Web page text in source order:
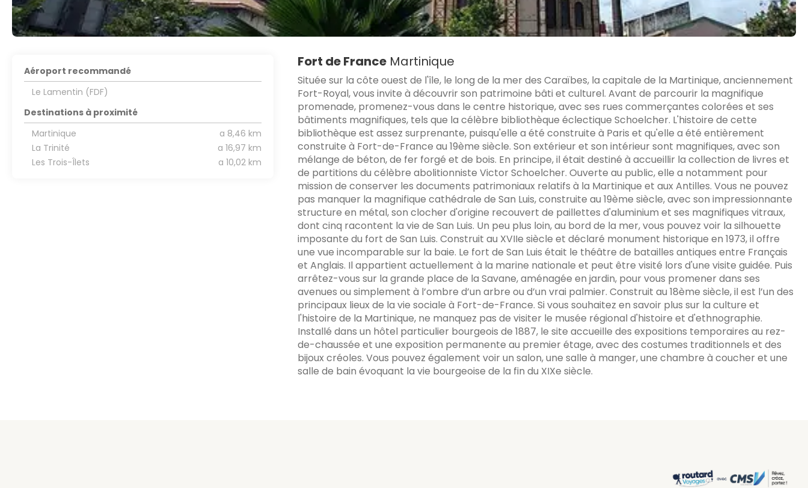
Fort de FranceMartinique
Située sur la côte ouest de l'île, le long de la mer des Caraïbes, la capitale de la Martinique, anciennement
Fort-Royal, vous invite à découvrir son patrimoine bâti et culturel. Avant de parcourir la magnifique
promenade, promenez-vous dans le centre historique, avec ses rues commerçantes colorées et ses
bâtiments magnifiques, tels que la célèbre bibliothèque éclectique Schoelcher. L'histoire de cette
bibliothèque est assez surprenante, puisqu'elle a été construite à Paris et qu'elle a été entièrement
construite à Fort-de-France au 19ème siècle. Son extérieur et son intérieur sont magnifiques, avec son
mélange de béton, de fer forgé et de bois. En principe, il était destiné à accueillir la collection de livres et
de partitions du célèbre abolitionniste Victor Schoelcher. Ouverte au public, elle a notamment pour
mission de conserver les documents patrimoniaux relatifs à la Martinique et aux Antilles. Vous ne pouvez
pas manquer la magnifique cathédrale de San Luis, construite au 19ème siècle, avec son impressionnante
structure en métal, son clocher d'origine recouvert de paillettes d'aluminium et ses magnifiques vitraux,
dont cinq racontent la vie de San Luis. Un peu plus loin, au bord de la mer, vous pouvez voir la silhouette
imposante du fort de San Luis. Construit au XVIIe siècle et déclaré monument historique en 1973, il offre
une vue incomparable sur la baie. Le fort de San Luis était le théâtre de batailles antiques entre Français
et Anglais. Il appartient actuellement à la marine nationale et peut être visité lors d'une visite guidée. Puis
arrêtez-vous sur la grande place de la Savane, aménagée en jardin, pour vous promener dans ses
avenues ou simplement à l’ombre d’un arbre ou d’un vrai palmier. Construit au 18ème siècle, il est l’un des
principaux lieux de la vie sociale à Fort-de-France. Si vous souhaitez en savoir plus sur la culture et
l'histoire de la Martinique, ne manquez pas de visiter le musée régional d'histoire et d'ethnographie.
Installé dans un hôtel particulier bourgeois de 1887, le site accueille des expositions temporaires au rez-
de-chaussée et une exposition permanente au premier étage, avec des costumes traditionnels et des
bijoux créoles. Vous pouvez également voir un salon, une salle à manger, une chambre à coucher et une
salle de bain évoquant la vie bourgeoise de la fin du XIXe siècle.
Aéroport recommandé
Le Lamentin (FDF)
Destinations à proximité
Martinique
a 8,46 km
La Trinité
a 16,97 km
Les Trois-Îlets
a 10,02 km